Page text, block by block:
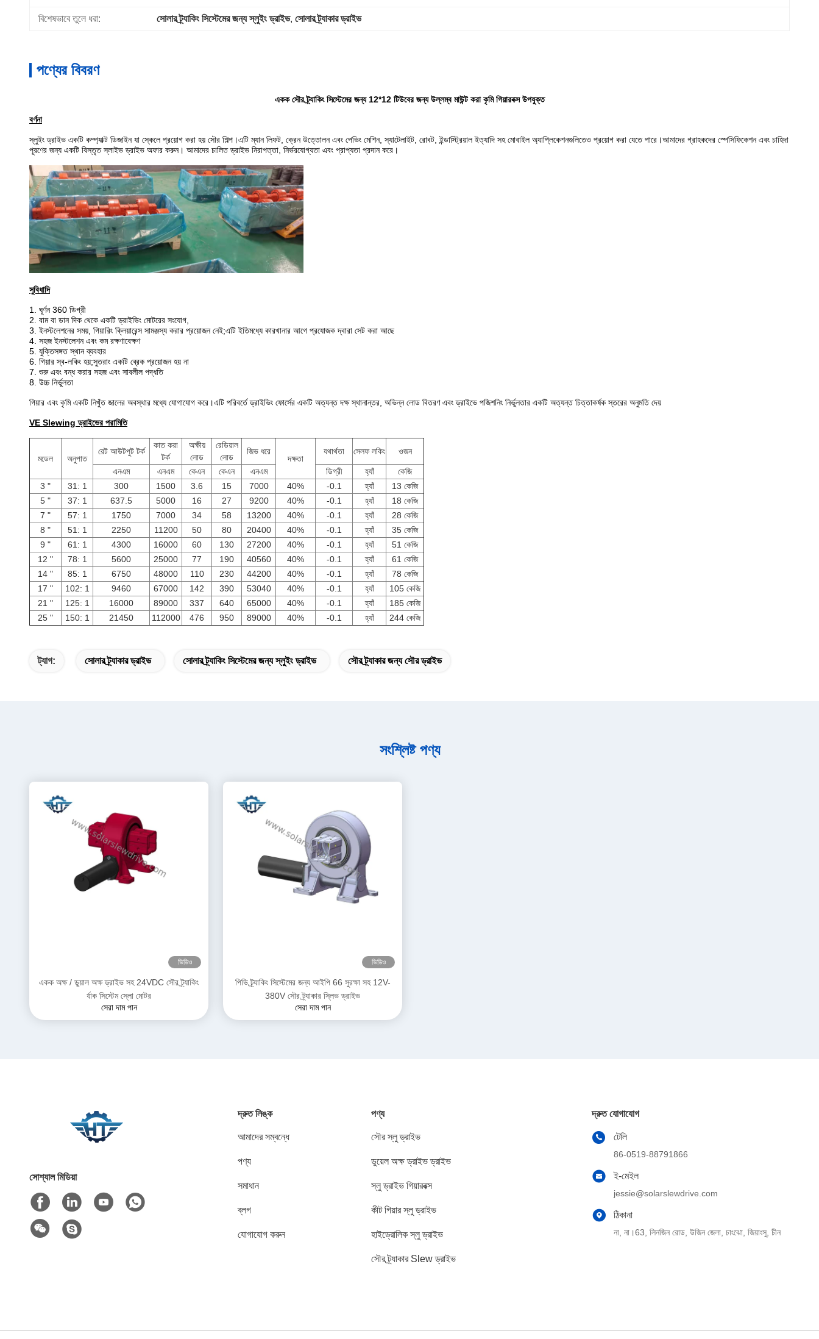
বিশেষভাবে তুলে ধরা: সোলার ট্র্যাকিং সিস্টেমের জন্য স্লুইং ড্রাইভ, সোলার ট্র্যাকার ড্রাইভ
পণ্যের বিবরণ
একক সৌর ট্র্যাকিং সিস্টেমের জন্য 12*12 টিউবের জন্য উল্লম্ব মাউন্ট করা কৃমি গিয়ারবক্স উপযুক্ত
বর্ণনা
স্লুইং ড্রাইভ একটি কম্প্যাক্ট ডিজাইন যা স্কেলে প্রয়োগ করা হয় সৌর শিল্প ।এটি ম্যান লিফট, ক্রেন উত্তোলন এবং পেভিং মেশিন, স্যাটেলাইট, রোবট, ইন্ডাস্ট্রিয়াল ইত্যাদি সহ মোবাইল অ্যাপ্লিকেশনগুলিতেও প্রয়োগ করা যেতে পারে।আমাদের গ্রাহকদের স্পেসিফিকেশন এবং চাহিদা
পূরণের জন্য একটি বিস্তৃত স্লাইভ ড্রাইভ অফার করুন। আমাদের চালিত ড্রাইভ নিরাপত্তা, নির্ভরযোগ্যতা এবং প্রাপ্যতা প্রদান করে।
সুবিধাদি
1. ঘূর্ণন 360 ডিগ্রী
2. বাম বা ডান দিক থেকে একটি ড্রাইভিং মোটরের সংযোগ,
3. ইনস্টলেশনের সময়, গিয়ারিং ক্লিয়ারেন্স সামঞ্জস্য করার প্রয়োজন নেই;এটি ইতিমধ্যে কারখানার আগে প্রযোজক দ্বারা সেট করা আছে
4. সহজ ইনস্টলেশন এবং কম রক্ষণাবেক্ষণ
5. যুক্তিসঙ্গত স্থান ব্যবহার
6. গিয়ার স্ব-লকিং হয়;সুতরাং একটি ব্রেক প্রয়োজন হয় না
7. শুরু এবং বন্ধ করার সহজ এবং সাবলীল পদ্ধতি
8. উচ্চ নির্ভুলতা
গিয়ার এবং কৃমি একটি নিখুঁত জালের অবস্থার মধ্যে যোগাযোগ করে।এটি পরিবর্তে ড্রাইভিং ফোর্সের একটি অত্যন্ত দক্ষ স্থানান্তর, অভিন্ন লোড বিতরণ এবং ড্রাইভে পজিশনিং নির্ভুলতার একটি অত্যন্ত চিত্তাকর্ষক স্তরের অনুমতি দেয়
VE Slewing ড্রাইভের পরামিতি
মডেল অনুপাত
রেট আউটপুট টর্ক
কাত করা
টর্ক
অক্ষীয়
লোড
রেডিয়াল
লোড
জিভ ধরে
দক্ষতা
যথার্থতা সেলফ লকিং ওজন
এনএম এনএম কেএন কেএন এনএম ডিগ্রী হ্যাঁ
কেজি
3 "
31: 1 300 1500 3.6 15 7000 40% -0.1 হ্যাঁ
13 কেজি
5 "
37: 1 637.5 5000 16 27 9200 40% -0.1 হ্যাঁ
18 কেজি
7 "
57: 1 1750 7000 34 58 13200 40% -0.1 হ্যাঁ
28 কেজি
8 "
51: 1 2250 11200 50 80 20400 40% -0.1 হ্যাঁ
35 কেজি
9 "
61: 1 4300 16000 60 130 27200 40% -0.1 হ্যাঁ
51 কেজি
12 "
78: 1 5600 25000 77 190 40560 40% -0.1 হ্যাঁ
61 কেজি
14 "
85: 1 6750 48000 110 230 44200 40% -0.1 হ্যাঁ
78 কেজি
17 "
102: 1 9460 67000 142 390 53040 40% -0.1 হ্যাঁ
105 কেজি
21 "
125: 1 16000 89000 337 640 65000 40% -0.1 হ্যাঁ
185 কেজি
25 "
150: 1 21450 112000 476 950 89000 40% -0.1 হ্যাঁ 244 কেজি
ট্যাগ: সোলার ট্র্যাকার ড্রাইভ সোলার ট্র্যাকিং সিস্টেমের জন্য স্লুইং ড্রাইভ সৌর ট্র্যাকার জন্য সৌর ড্রাইভ
সংশ্লিষ্ট পণ্য
ভিডিও
একক অক্ষ / ডুয়াল অক্ষ ড্রাইভ সহ 24VDC সৌর ট্র্যাকিং
র্যাক সিস্টেম স্লো মোটর
সেরা দাম পান
ভিডিও
পিভি ট্র্যাকিং সিস্টেমের জন্য আইপি 66 সুরক্ষা সহ 12V-
380V সৌর ট্র্যাকার স্লিভ ড্রাইভ
সেরা দাম পান
সোশ্যাল মিডিয়া
দ্রুত লিঙ্ক
আমাদের সম্বন্ধে
পণ্য
সমাধান
ব্লগ
যোগাযোগ করুন
পণ্য
সৌর স্লু ড্রাইভ
ডুয়েল অক্ষ ড্রাইভ ড্রাইভ
স্লু ড্রাইভ গিয়ারবক্স
কীট গিয়ার স্লু ড্রাইভ
হাইড্রোলিক স্লু ড্রাইভ
সৌর ট্র্যাকার Slew ড্রাইভ
দ্রুত যোগাযোগ
টেলি
86-0519-88791866
ই-মেইল
jessie@solarslewdrive.com
ঠিকানা
না, না।63, লিনজিন রোড, উজিন জেলা, চাংঝো, জিয়াংসু, চীন